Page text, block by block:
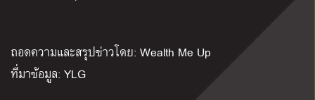
ถอดความและสรุปข่าวโดย: Wealth Me Up
ที่มาข้อมูล: YLG